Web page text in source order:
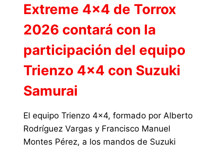
Extreme 4×4 de Torrox
2026 contará con la
participación del equipo
Trienzo 4×4 con Suzuki
Samurai
El equipo Trienzo 4×4, formado por Alberto
Rodríguez Vargas y Francisco Manuel
Montes Pérez, a los mandos de Suzuki